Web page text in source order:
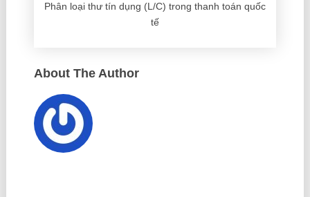
Phân loại thư tín dụng (L/C) trong thanh toán quốc
tế
About The Author